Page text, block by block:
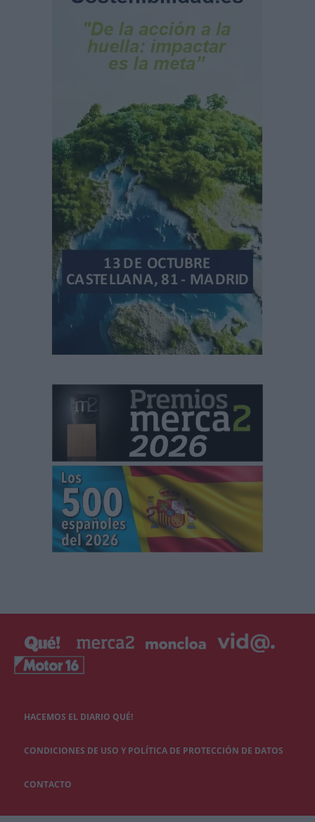
HACEMOS EL DIARIO QUÉ!
CONDICIONES DE USO Y POLÍTICA DE PROTECCIÓN DE DATOS
CONTACTO